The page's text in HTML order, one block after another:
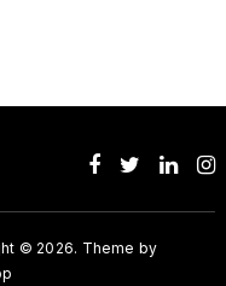
© 2026. Theme by